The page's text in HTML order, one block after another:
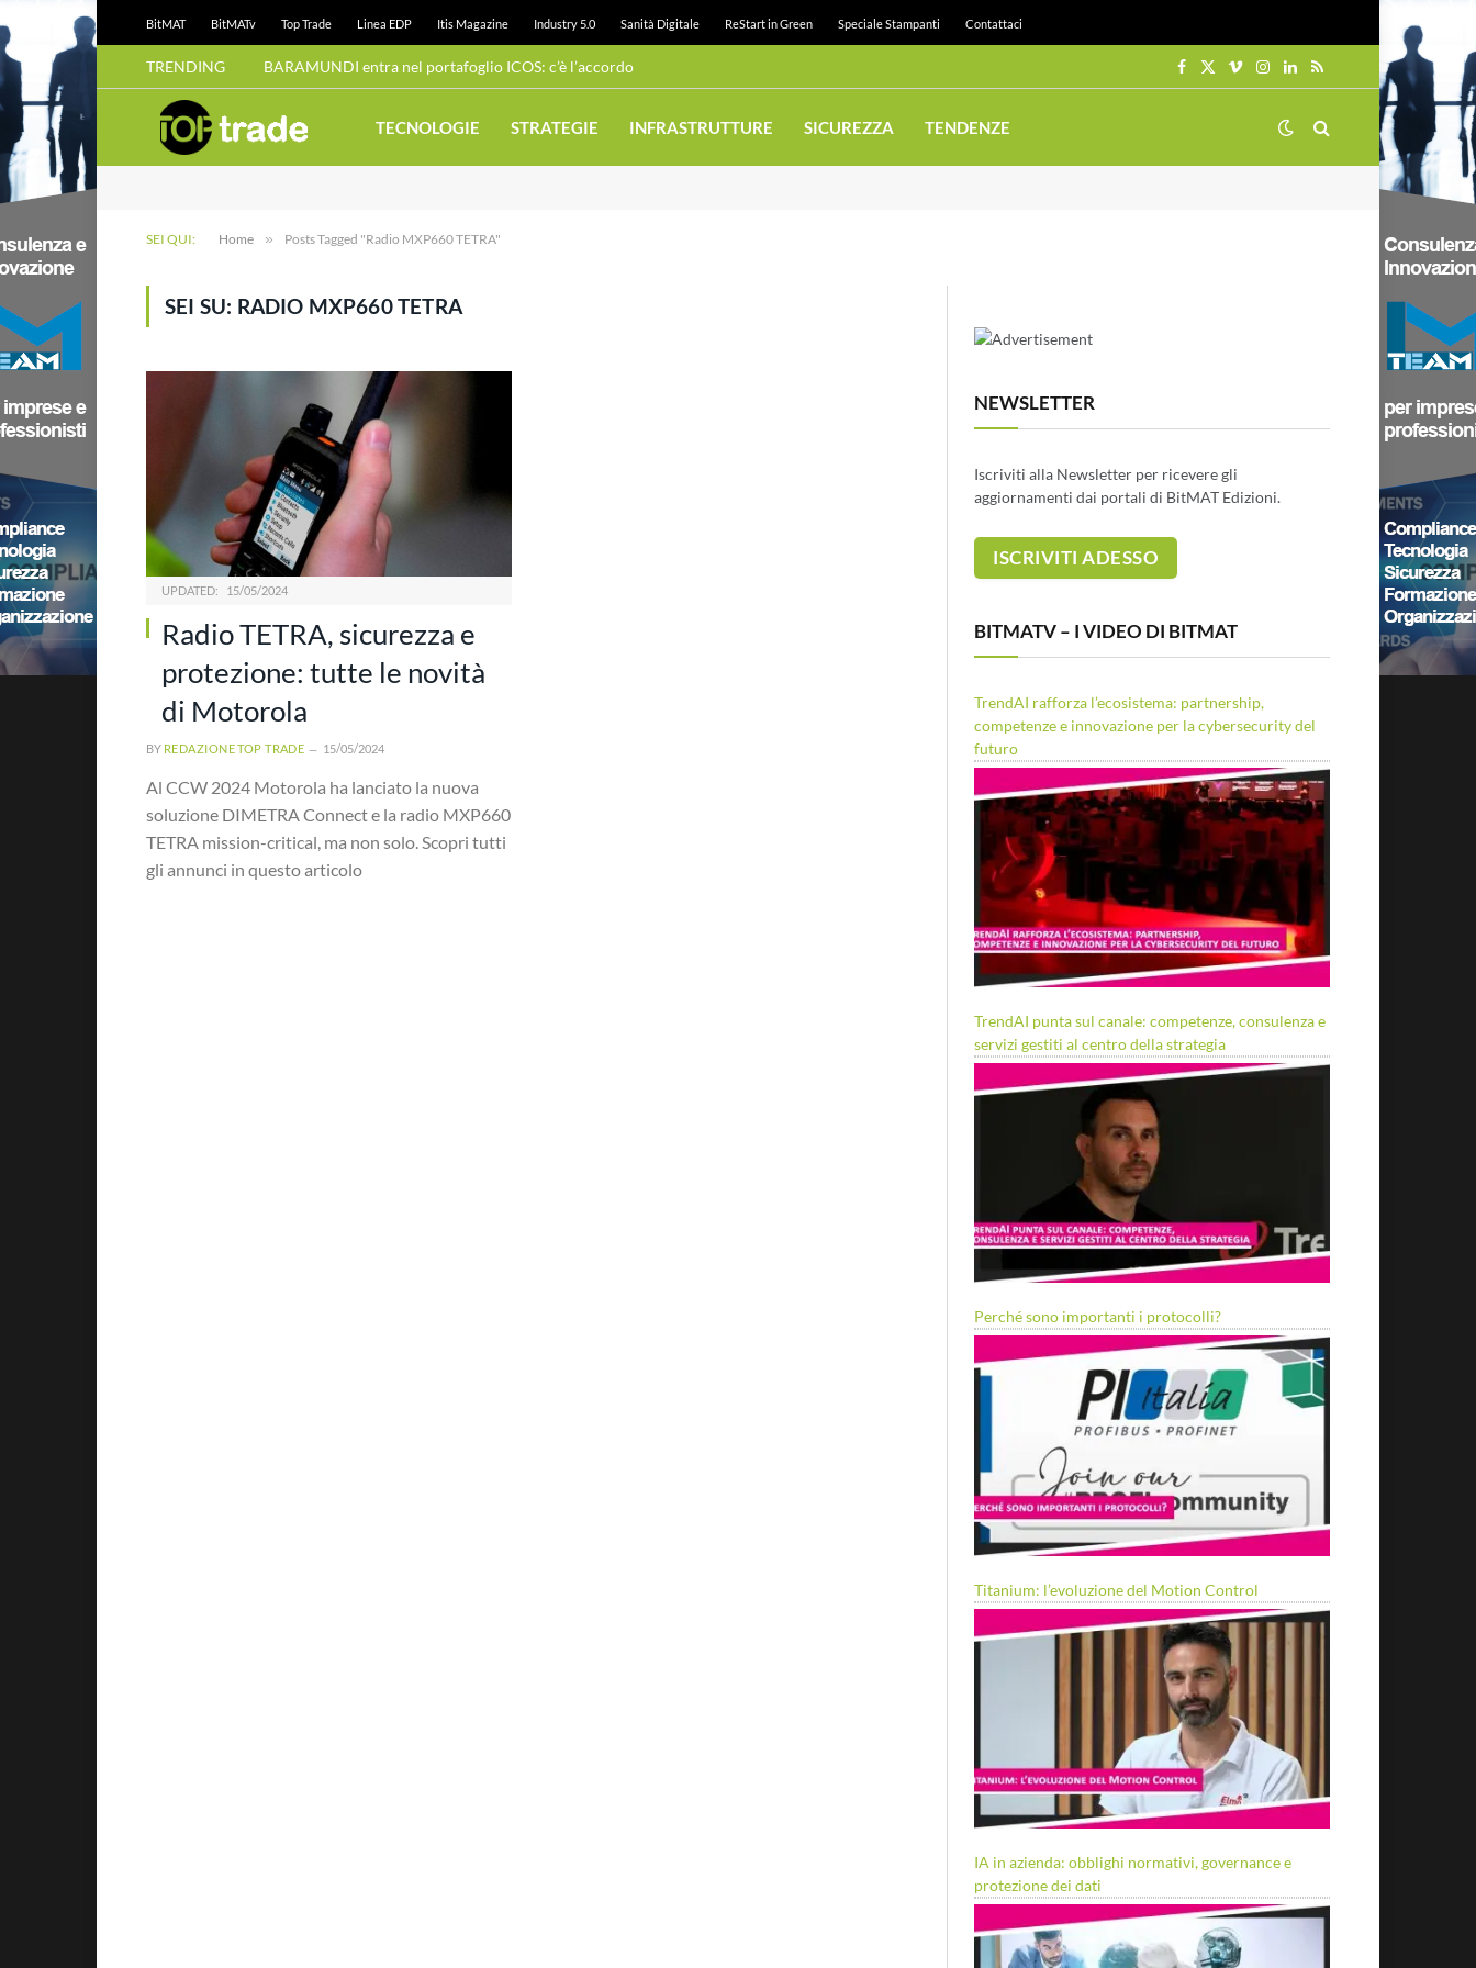
BitMAT BitMATv Top Trade Linea EDP Itis Magazine Industry 5.0 Sanità Digitale ReStart in Green Speciale Stampanti Contattaci
TRENDING BARAMUNDI entra nel portafoglio ICOS: c’è l’accordo
Facebook
X
VimeoInstagram
LinkedIn
RSS
TECNOLOGIE STRATEGIE INFRASTRUTTURE SICUREZZA TENDENZE
SEI QUI: Home » Posts Tagged "Radio MXP660 TETRA"
SEI SU: RADIO MXP660 TETRA
UPDATED: 15/05/2024
Radio TETRA, sicurezza e
protezione: tutte le novità
di Motorola
BY REDAZIONE TOP TRADE 15/05/2024
Al CCW 2024 Motorola ha lanciato la nuova
soluzione DIMETRA Connect e la radio MXP660
TETRA mission-critical, ma non solo. Scopri tutti
gli annunci in questo articolo
NEWSLETTER
Iscriviti alla Newsletter per ricevere gli
aggiornamenti dai portali di BitMAT Edizioni.
BITMATV – I VIDEO DI BITMAT
TrendAI rafforza l’ecosistema: partnership,
competenze e innovazione per la cybersecurity del
futuro
TrendAI punta sul canale: competenze, consulenza e
servizi gestiti al centro della strategia
Perché sono importanti i protocolli?
Titanium: l’evoluzione del Motion Control
IA in azienda: obblighi normativi, governance e
protezione dei dati